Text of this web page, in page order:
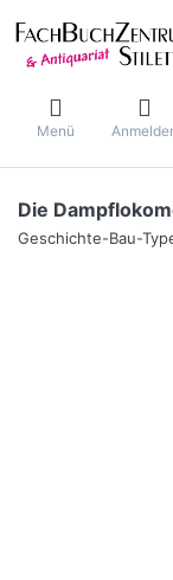
Menü
Die
Geschichte-Bau-